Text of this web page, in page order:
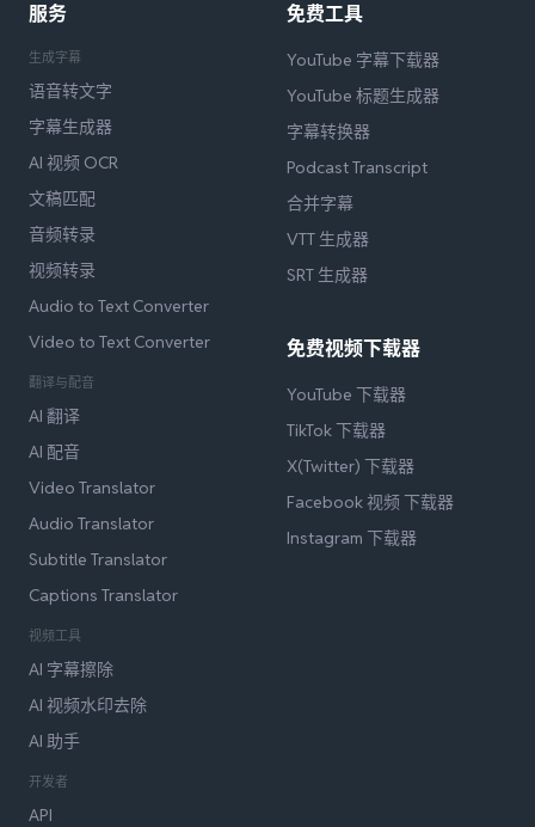
服务
生成字幕
语音转文字
字幕生成器
AI 视频 OCR
文稿匹配
音频转录
视频转录
Audio to Text Converter
Video to Text Converter
翻译与配音
AI 翻译
AI 配音
Video Translator
Audio Translator
Subtitle Translator
Captions Translator
视频工具
AI 字幕擦除
AI 视频水印去除
AI 助手
开发者
API
免费工具
YouTube 字幕下载器
YouTube 标题生成器
字幕转换器
Podcast Transcript
合并字幕
VTT 生成器
SRT 生成器
免费视频下载器
YouTube 下载器
TikTok 下载器
X(Twitter) 下载器
Facebook 视频 下载器
Instagram 下载器